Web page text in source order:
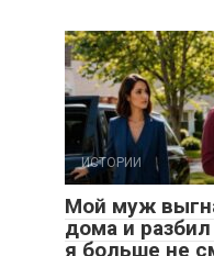
ИСТОРИИ
Мой муж
дома и
я больше не